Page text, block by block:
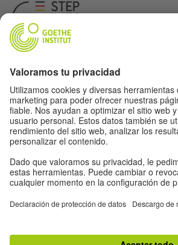
Música Fútbol Cine
© 2026 Goethe-Institut
Aviso legal Política de protección de datos